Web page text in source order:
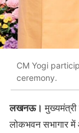
CM Yogi
ceremony.
लखनऊ। मुख्यमंत्री
लोकभवन सभागार में